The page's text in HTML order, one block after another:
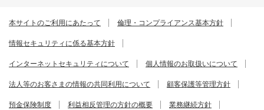
本サイトのご利用にあたって 倫理・コンプライアンス基本方針
情報セキュリティに係る基本方針
インターネットセキュリティについて 個人情報のお取扱いについて
法人等のお客さまの情報の共同利用について 顧客保護等管理方針
預金保険制度 利益相反管理の方針の概要 業務継続方針